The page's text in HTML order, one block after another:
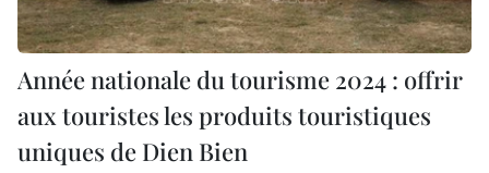
Année nationale du tourisme 2024 : offrir
aux touristes les produits touristiques
uniques de Dien Bien